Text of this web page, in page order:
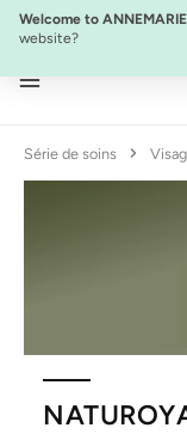
Passer au contenu
Welcome to ANNEMARIE
website?
Série de soins